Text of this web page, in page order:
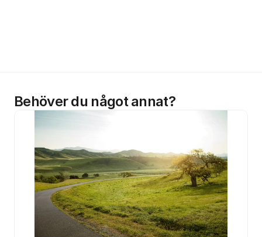
Behöver du något annat?